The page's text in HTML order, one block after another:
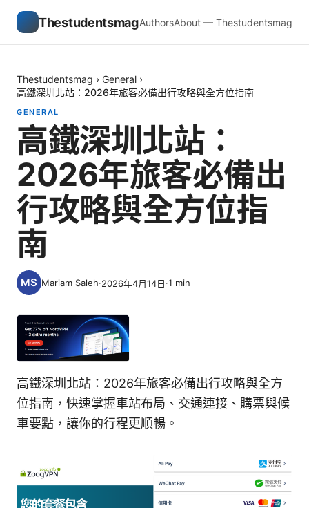
ThestudentsmagAuthorsAbout — Thestudentsmag
Thestudentsmag › General ›
高鐵深圳北站：2026年旅客必備出行攻略與全方位指南
GENERAL
高鐵深圳北站：
2026年旅客必備出
行攻略與全方位指
南
Mariam Saleh·2026年4月14日·1 min
高鐵深圳北站：2026年旅客必備出行攻略與全方
位指南，快速掌握車站布局、交通連接、購票與候
車要點，讓你的行程更順暢。